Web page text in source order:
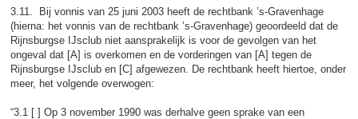
3.11. Bij vonnis van 25 juni 2003 heeft de rechtbank ’s-Gravenhage
(hierna: het vonnis van de rechtbank ’s-Gravenhage) geoordeeld dat de
Rijnsburgse IJsclub niet aansprakelijk is voor de gevolgen van het
ongeval dat [A] is overkomen en de vorderingen van [A] tegen de
Rijnsburgse IJsclub en [C] afgewezen. De rechtbank heeft hiertoe, onder
meer, het volgende overwogen:
“3.1 [ ] Op 3 november 1990 was derhalve geen sprake van een